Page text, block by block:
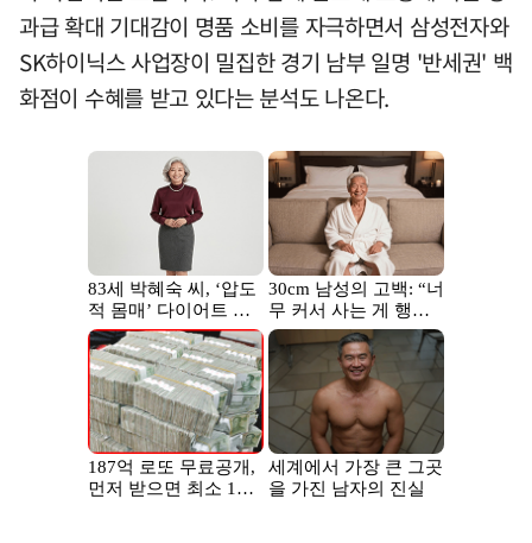
과급 확대 기대감이 명품 소비를 자극하면서 삼성전자와
SK하이닉스 사업장이 밀집한 경기 남부 일명 '반세권' 백
화점이 수혜를 받고 있다는 분석도 나온다.